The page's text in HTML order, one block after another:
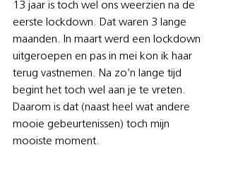
13 jaar is toch wel ons weerzien na de
eerste lockdown. Dat waren 3 lange
maanden. In maart werd een lockdown
uitgeroepen en pas in mei kon ik haar
terug vastnemen. Na zo’n lange tijd
begint het toch wel aan je te vreten.
Daarom is dat (naast heel wat andere
mooie gebeurtenissen) toch mijn
mooiste moment.